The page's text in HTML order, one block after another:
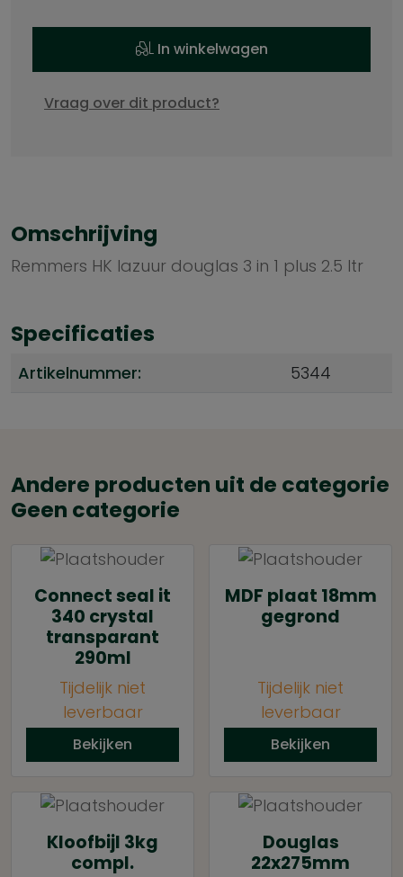
In winkelwagen
Vraag over dit product?
Omschrijving
Remmers HK lazuur douglas 3 in 1 plus 2.5 ltr
Specificaties
Artikelnummer: 5344
Andere producten uit de categorie
Geen categorie
Connect seal it
340 crystal
transparant
290ml
Tijdelijk niet
leverbaar
Bekijken
MDF plaat 18mm
gegrond
Tijdelijk niet
leverbaar
Bekijken
Kloofbijl 3kg
compl.
Douglas
22x275mm